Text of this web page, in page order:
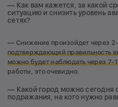
— Как вам кажется, за какой
ситуацию и снизить уровень
сетях?
— Снижение произойдет через 2-
подтверждающий правильность
можно будет наблюдать через 7-
работы, это очевидно.
— Какой город можно сегодня
подражания, на кого нужно